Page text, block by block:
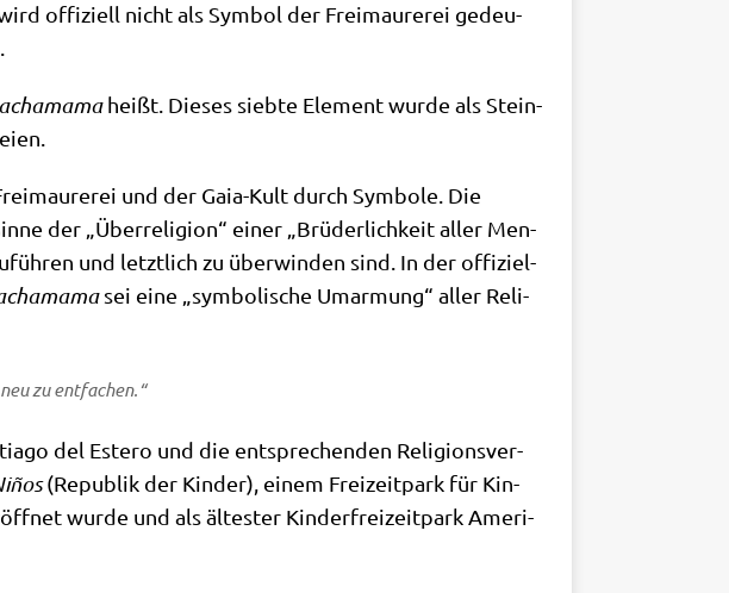
offi­zi­ell nicht als Sym­bol der Frei­mau­re­rei gedeu­
heißt. Die­ses sieb­te Ele­ment wur­de als Stein­
und der Gaia-Kult durch Sym­bo­le. Die
der „Über­re­li­gi­on“ einer „Brü­der­lich­keit aller Men­
und letzt­lich zu über­win­den sind. In der offi­zi­el­
sei eine „sym­bo­li­sche Umar­mung“ aller Reli­
zu entfachen.“
del Este­ro und die ent­spre­chen­den Reli­gi­ons­ver­
(Repu­blik der Kin­der), einem Frei­zeit­park für Kin­
wur­de und als älte­ster Kin­der­frei­zeit­park Ame­ri­